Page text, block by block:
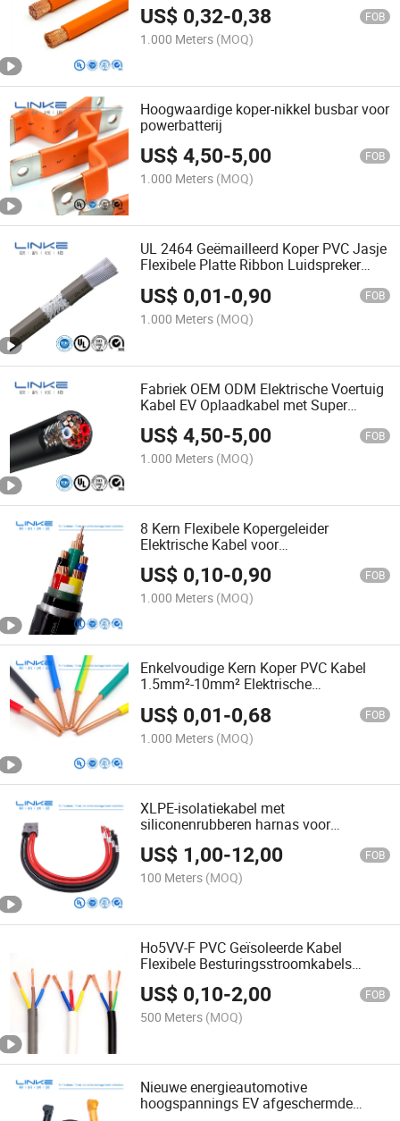
Draad voor Auto Accu Aansluiting
US$ 0,32-0,38 FOB
1.000 Meters (MOQ)
Hoogwaardige koper-nikkel busbar voor
powerbatterij
US$4,50-5,00 FOB
1.000 Meters (MOQ)
UL 2464 Geëmailleerd Koper PVC Jasje
Flexibele Platte Ribbon Luidspreker
Kabel
US$ 0,01-0,90 FOB
1.000 Meters (MOQ)
Fabriek OEM ODM Elektrische Voertuig
Kabel EV Oplaadkabel met Super
Zachte Prestaties
US$4,50-5,00 FOB
1.000 Meters (MOQ)
8 Kern Flexibele Kopergeleider
Elektrische Kabel voor
Spoorwegbedrading & Nieuwe Energie
Oplaadtoepassingen
US$ 0,10-0,90 FOB
1.000 Meters (MOQ)
Enkelvoudige Kern Koper PVC Kabel
1.5mm²-10mm² Elektrische
US$ 0,01-0,68 FOB
1.000 Meters (MOQ)
XLPE-isolatiekabel met
siliconenrubberen harnas voor
elektrische voertuigen met UL TUV EV-
laadkabelassemblage
US$ 1,00-12,00 FOB
100 Meters (MOQ)
Ho5VV-F PVC Geïsoleerde Kabel
Flexibele Besturingsstroomkabels
Elektrische Draad Elektrische Kabels
US$ 0,10-2,00 FOB
500 Meters (MOQ)
Nieuwe energieautomotive
hoogspannings EV afgeschermde